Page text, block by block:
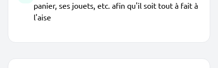
panier, ses jouets, etc. afin qu'il soit tout à fait à
l'aise